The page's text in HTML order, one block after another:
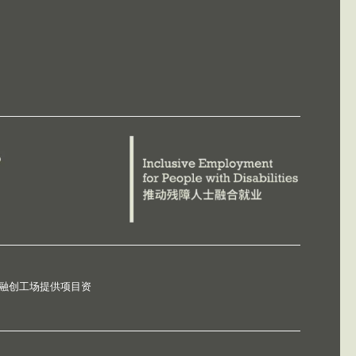
创工场提供项目资